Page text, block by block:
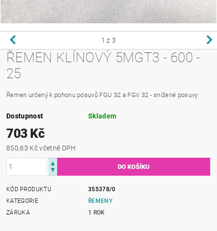
1 z 3
ŘEMEN KLÍNOVÝ 5MGT3 - 600 -
25
Řemen určený k pohonu posuvů FGU 32 a FGV 32 - snížené posuvy
Dostupnost Skladem
703 Kč
850,63 Kč včetně DPH
KÓD PRODUKTU
355378/0
KATEGORIE
ŘEMENY
ZÁRUKA
1 ROK